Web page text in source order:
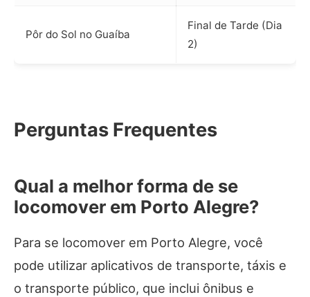
Pôr do Sol no Guaíba
Final de Tarde (Dia
2)
Perguntas Frequentes
Qual a melhor forma de se
locomover em Porto Alegre?
Para se locomover em Porto Alegre, você
pode utilizar aplicativos de transporte, táxis e
o transporte público, que inclui ônibus e